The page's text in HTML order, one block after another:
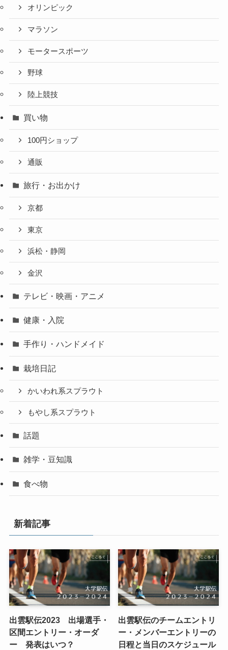
オリンピック
マラソン
モータースポーツ
野球
陸上競技
買い物
100円ショップ
通販
旅行・お出かけ
京都
東京
浜松・静岡
金沢
テレビ・映画・アニメ
健康・入院
手作り・ハンドメイド
栽培日記
かいわれ系スプラウト
もやし系スプラウト
話題
雑学・豆知識
食べ物
新着記事
出雲駅伝2023 出場選手・
区間エントリー・オーダ
ー 発表はいつ？
出雲駅伝のチームエントリ
ー・メンバーエントリーの
日程と当日のスケジュール